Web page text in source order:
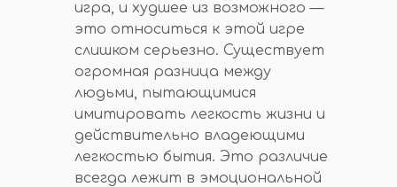
игра, и худшее из возможного —
это относиться к этой игре
слишком серьезно. Существует
огромная разница между
людьми, пытающимися
имитировать легкость жизни и
действительно владеющими
легкостью бытия. Это различие
всегда лежит в эмоциональной